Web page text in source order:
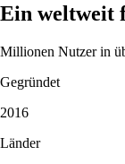
Ein weltweit
Millionen Nutzer in
Gegründet
2016
Länder